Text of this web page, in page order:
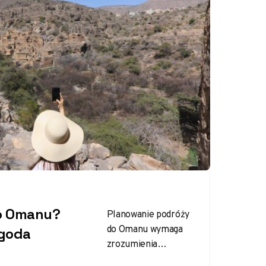
Planowanie podróży
do Omanu wymaga
zrozumienia